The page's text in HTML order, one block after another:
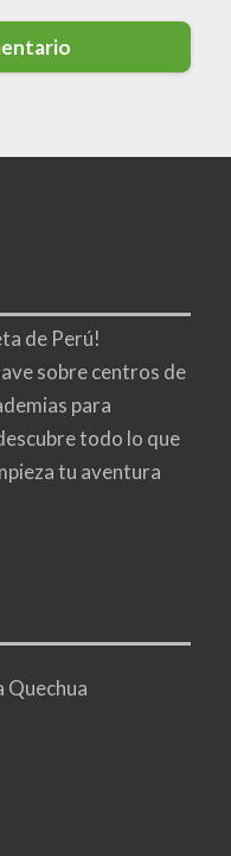
de Perú!
sobre centros de
para
todo lo que
tu aventura
Quechua